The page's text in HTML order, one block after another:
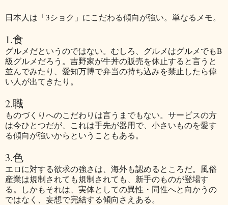
日本人は「3ショク」にこだわる傾向が強い。単なるメモ。
1.食
グルメだというのではない。むしろ、グルメはグルメでもB
級グルメだろう。吉野家が牛丼の販売を休止すると言うと
並んでみたり、愛知万博で弁当の持ち込みを禁止したら偉
い人が出てきたり。
2.職
ものづくりへのこだわりは言うまでもない。サービスの方
は今ひとつだが、これは手先が器用で、小さいものを愛す
る傾向が強いからということもある。
3.色
エロに対する欲求の強さは、海外も認めるところだ。風俗
産業は規制されても規制されても、新手のものが登場す
る。しかもそれは、実体としての異性・同性へと向かうの
ではなく、妄想で完結する傾向さえある。